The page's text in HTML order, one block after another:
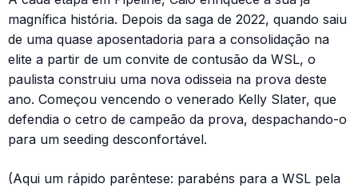
magnífica história. Depois da saga de 2022, quando saiu
de uma quase aposentadoria para a consolidação na
elite a partir de um convite de contusão da WSL, o
paulista construiu uma nova odisseia na prova deste
ano. Começou vencendo o venerado Kelly Slater, que
defendia o cetro de campeão da prova, despachando-o
para um seeding desconfortável.
(Aqui um rápido parêntese: parabéns para a WSL pela